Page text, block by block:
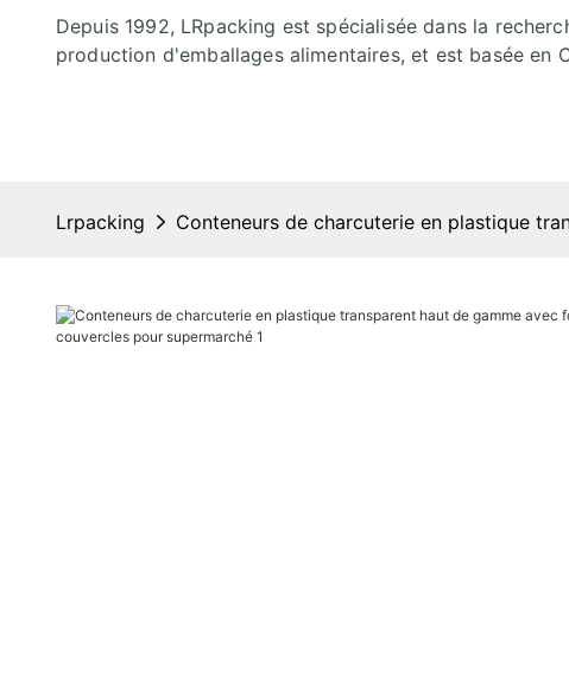
Depuis 1992, LRpacking est spécialisée dans la
production d'emballages alimentaires, et est basée en
Lrpacking Conteneurs de charcuterie en plastique